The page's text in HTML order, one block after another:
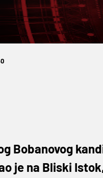
Bobanovog
je na Bliski